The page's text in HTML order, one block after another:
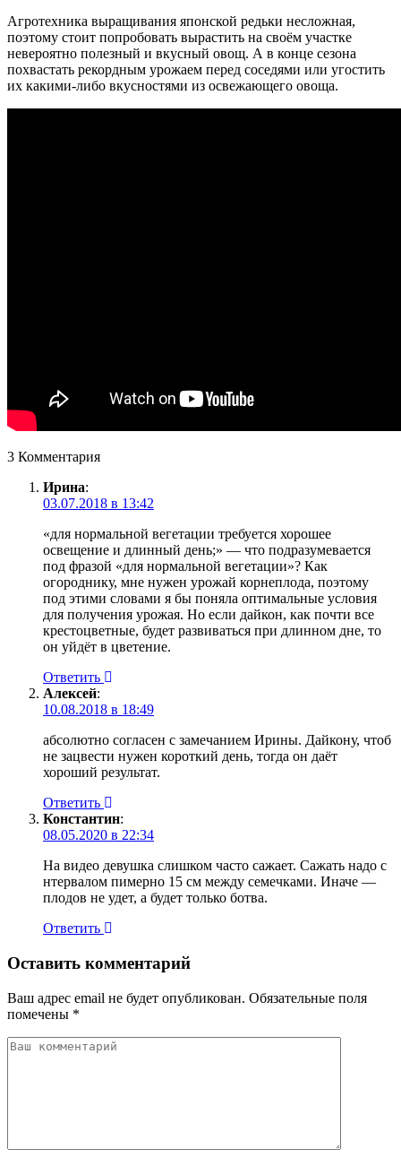
Агротехника выращивания японской редьки несложная,
поэтому стоит попробовать вырастить на своём участке
невероятно полезный и вкусный овощ. А в конце сезона
похвастать рекордным урожаем перед соседями или угостить
их какими-либо вкусностями из освежающего овоща.
3 Комментария
Ирина:
03.07.2018 в 13:42
«для нормальной вегетации требуется хорошее
освещение и длинный день;» — что подразумевается
под фразой «для нормальной вегетации»? Как
огороднику, мне нужен урожай корнеплода, поэтому
под этими словами я бы поняла оптимальные условия
для получения урожая. Но если дайкон, как почти все
крестоцветные, будет развиваться при длинном дне, то
он уйдёт в цветение.
Ответить
Алексей:
10.08.2018 в 18:49
абсолютно согласен с замечанием Ирины. Дайкону, чтоб
не зацвести нужен короткий день, тогда он даёт
хороший результат.
Ответить
Константин:
08.05.2020 в 22:34
На видео девушка слишком часто сажает. Сажать надо с
нтервалом пимерно 15 см между семечками. Иначе —
плодов не удет, а будет только ботва.
Ответить
Оставить комментарий
Ваш адрес email не будет опубликован. Обязательные поля
помечены *